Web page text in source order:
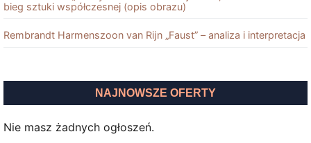
bieg sztuki współczesnej (opis obrazu)
Rembrandt Harmenszoon van Rĳn „Faust” – analiza i interpretacja
NAJNOWSZE OFERTY
Nie masz żadnych ogłoszeń.